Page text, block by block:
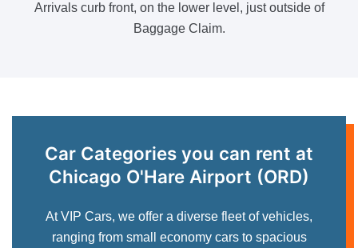
Arrivals curb front, on the lower level, just outside of
Baggage Claim.
Car Categories you can rent at
Chicago O'Hare Airport (ORD)
At VIP Cars, we offer a diverse fleet of vehicles,
ranging from small economy cars to spacious